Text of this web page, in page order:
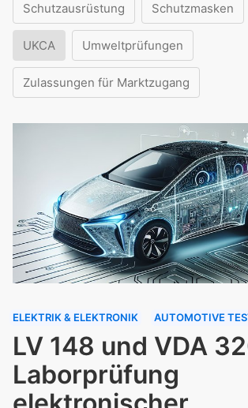
Schutzausrüstung Schutzmasken
UKCA Umweltprüfungen
Zulassungen für Marktzugang
ELEKTRIK & ELEKTRONIK AUTOMOTIVE
LV 148 und VDA
Laborprüfung